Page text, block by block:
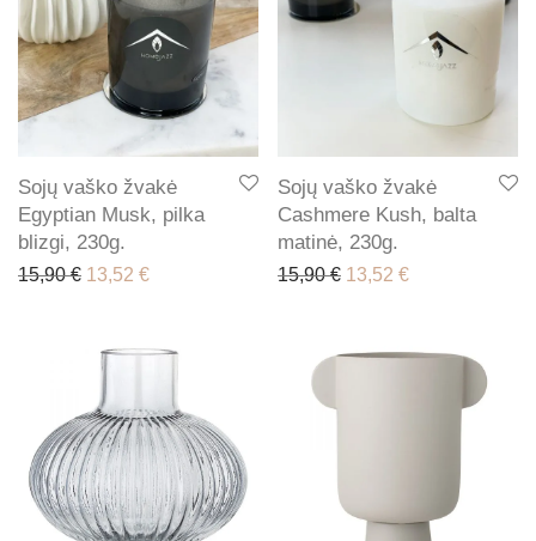
Sojų vaško žvakė
Egyptian Musk, pilka
blizgi, 230g.
15,90€ Original price was: 15,90 €.
13,52 €Current price is: 13,52 €.
Sojų vaško žvakė
Cashmere Kush, balta
matinė, 230g.
15,90€ Original price was:
13,52 €Current price